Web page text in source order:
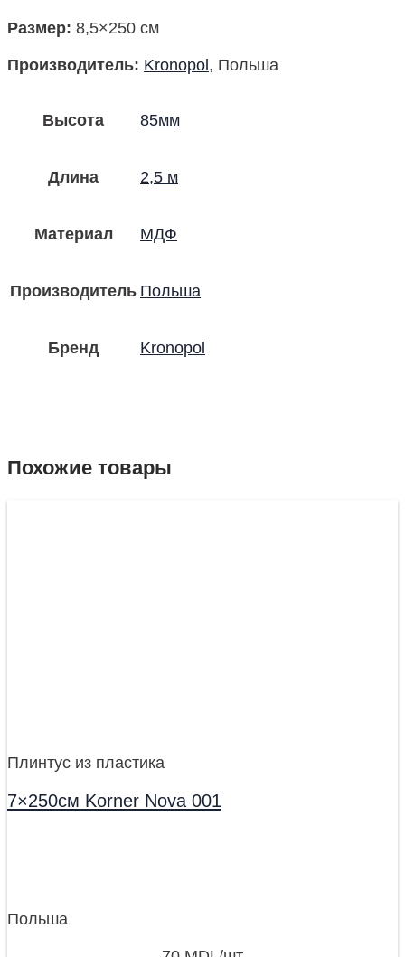
Размер: 8,5×250 см
Производитель: Kronopol, Польша
Высота 85мм
Длина 2,5 м
Материал МДФ
Производитель Польша
Бренд Kronopol
Похожие товары
Плинтус из пластика
7×250см Korner Nova 001
Польша